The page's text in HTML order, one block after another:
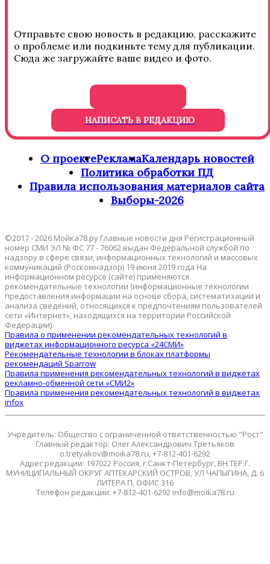
Отправьте свою новость в редакцию, расскажите
о проблеме или подкиньте тему для публикации.
Сюда же загружайте ваше видео и фото.
НАПИСАТЬ В РЕДАКЦИЮ
О проектеРекламаКалендарь новостей
Политика обработки ПД
Правила использования материалов сайта
Выборы-2026
©2017 - 2026 Мойка78.ру Главные новости дня Регистрационный
номер СМИ ЭЛ № ФС 77 - 76062 выдан Федеральной службой по
надзору в сфере связи, информационных технологий и массовых
коммуникаций (Роскомнадзор) 19 июня 2019 года На
информационном ресурсе (сайте) применяются
рекомендательные технологии (информационные технологии
предоставления информации на основе сбора, систематизации и
анализа сведений, относящихся к предпочтениям пользователей
сети «Интернет», находящихся на территории Российской
Федерации).
Правила о применении рекомендательных технологий в
виджетах информационного ресурса «24СМИ»
Рекомендательные технологии в блоках платформы
рекомендаций Sparrow
Правила применения рекомендательных технологий в виджетах
рекламно-обменной сети «СМИ2»
Правила применения рекомендательных технологий в виджетах
infox
Учредитель: Общество с ограниченной ответственностью "Рост"
Главный редактор: Олег Александрович Третьяков
o.tretyakov@moika78.ru, +7-812-401-6292
Адрес редакции: 197022 Россия, г.Санкт-Петербург, ВН.ТЕР.Г.
МУНИЦИПАЛЬНЫЙ ОКРУГ АПТЕКАРСКИЙ ОСТРОВ, УЛ ЧАПЫГИНА, Д. 6
ЛИТЕРА П, ОФИС 316
Телефон редакции: +7-812-401-6292 info@moika78.ru